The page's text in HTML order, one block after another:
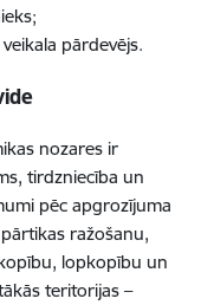
pārdevējs.
nozares ir
tirdzniecība un
pēc apgrozījuma
ražošanu,
lopkopību un
teritorijas –